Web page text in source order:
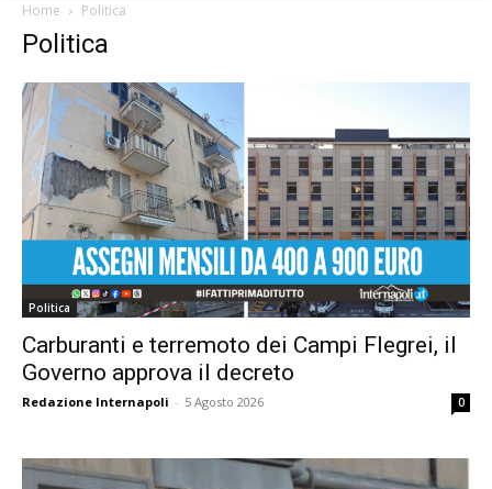
Home Politica
Politica
Politica
Carburanti e terremoto dei Campi Flegrei, il
Governo approva il decreto
Redazione Internapoli - 5 Agosto 2026 0